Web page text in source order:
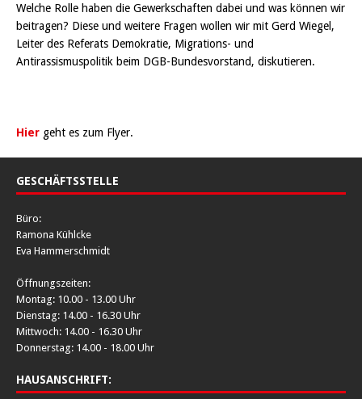
Welche Rolle haben die Gewerkschaften dabei und was können wir
beitragen? Diese und weitere Fragen wollen wir mit Gerd Wiegel,
Leiter des Referats Demokratie, Migrations- und
Antirassismuspolitik beim DGB-Bundesvorstand, diskutieren.
Hier geht es zum Flyer.
GESCHÄFTSSTELLE
Büro:
Ramona Kühlcke
Eva Hammerschmidt
Öffnungszeiten:
Montag: 10.00 - 13.00 Uhr
Dienstag: 14.00 - 16.30 Uhr
Mittwoch: 14.00 - 16.30 Uhr
Donnerstag: 14.00 - 18.00 Uhr
HAUSANSCHRIFT: